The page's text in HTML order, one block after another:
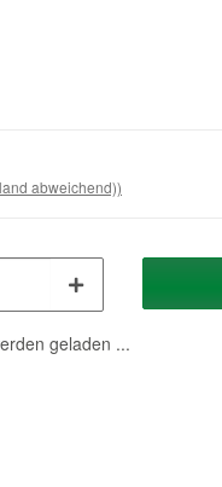
abweichend))
geladen ...